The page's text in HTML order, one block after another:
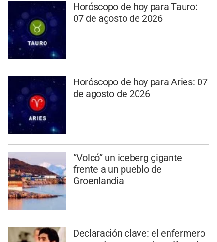
Horóscopo de hoy para Tauro:
07 de agosto de 2026
Horóscopo de hoy para Aries: 07
de agosto de 2026
“Volcó” un iceberg gigante
frente a un pueblo de
Groenlandia
Declaración clave: el enfermero